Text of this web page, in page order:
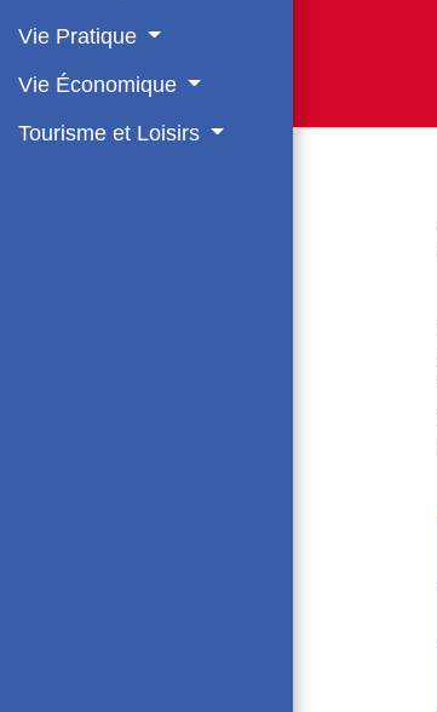
Vie Pratique
Vie Économique
Tourisme et Loisirs